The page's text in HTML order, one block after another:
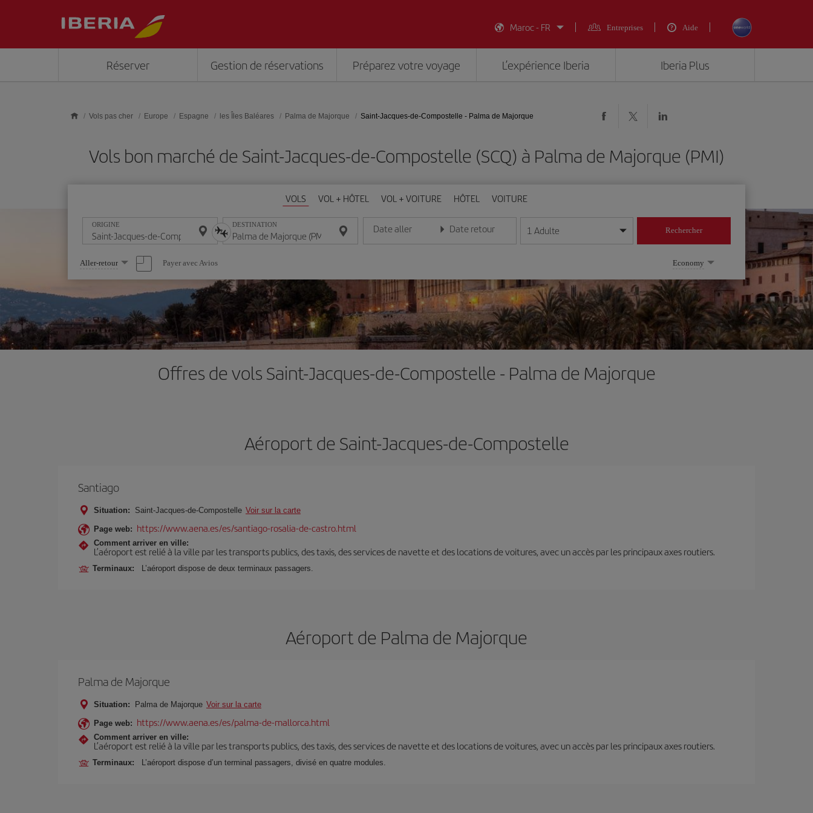
Maroc - FR
Entreprises Aide
Réserver Gestion de réservations Préparez votre voyage L’expérience Iberia Iberia Plus
Vols pas cher Europe Espagne les Îles Baléares Palma de Majorque Saint-Jacques-de-Compostelle - Palma de Majorque
Vols bon marché de Saint-Jacques-de-Compostelle (SCQ) à Palma de Majorque (PMI)
VOLS VOL + HÔTEL VOL + VOITURE HÔTEL VOITURE
ORIGINE DESTINATION Date aller
Entrez la date au format jour/mois/année
Date retour
Entrez la date au format jour/mois/année
1 Adulte Rechercher
Sélectionnez
une
option
Aller-retour Payer avec Avios Economy
Offres de vols Saint-Jacques-de-Compostelle - Palma de Majorque
Aéroport de Saint-Jacques-de-Compostelle
Santiago
Situation: Saint-Jacques-de-Compostelle Voir sur la carte
Page web: https://www.aena.es/es/santiago-rosalia-de-castro.html
Comment arriver en ville:
L’aéroport est relié à la ville par les transports publics, des taxis, des services de navette et des locations de voitures, avec un accès par les principaux axes routiers.
Terminaux: L’aéroport dispose de deux terminaux passagers.
Aéroport de Palma de Majorque
Palma de Majorque
Situation: Palma de Majorque Voir sur la carte
Page web: https://www.aena.es/es/palma-de-mallorca.html
Comment arriver en ville:
L’aéroport est relié à la ville par les transports publics, des taxis, des services de navette et des locations de voitures, avec un accès par les principaux axes routiers.
Terminaux: L’aéroport dispose d’un terminal passagers, divisé en quatre modules.